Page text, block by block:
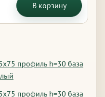
В корзину
профиль h=30 база
профиль h=30 база